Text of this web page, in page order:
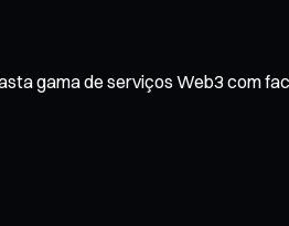
gama de serviços Web3 com